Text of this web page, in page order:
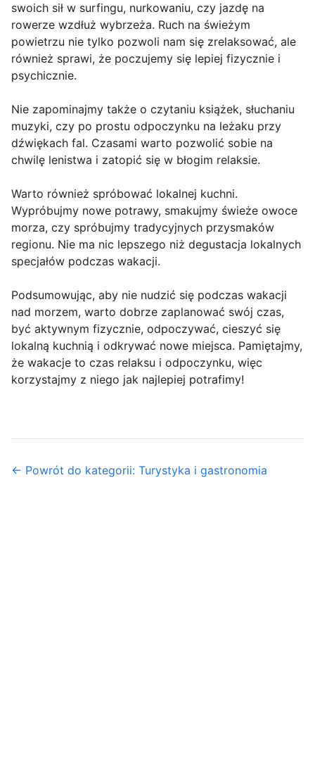
swoich sił w surfingu, nurkowaniu, czy jazdę na
rowerze wzdłuż wybrzeża. Ruch na świeżym
powietrzu nie tylko pozwoli nam się zrelaksować, ale
również sprawi, że poczujemy się lepiej fizycznie i
psychicznie.
Nie zapominajmy także o czytaniu książek, słuchaniu
muzyki, czy po prostu odpoczynku na leżaku przy
dźwiękach fal. Czasami warto pozwolić sobie na
chwilę lenistwa i zatopić się w błogim relaksie.
Warto również spróbować lokalnej kuchni.
Wypróbujmy nowe potrawy, smakujmy świeże owoce
morza, czy spróbujmy tradycyjnych przysmaków
regionu. Nie ma nic lepszego niż degustacja lokalnych
specjałów podczas wakacji.
Podsumowując, aby nie nudzić się podczas wakacji
nad morzem, warto dobrze zaplanować swój czas,
być aktywnym fizycznie, odpoczywać, cieszyć się
lokalną kuchnią i odkrywać nowe miejsca. Pamiętajmy,
że wakacje to czas relaksu i odpoczynku, więc
korzystajmy z niego jak najlepiej potrafimy!
← Powrót do kategorii: Turystyka i gastronomia